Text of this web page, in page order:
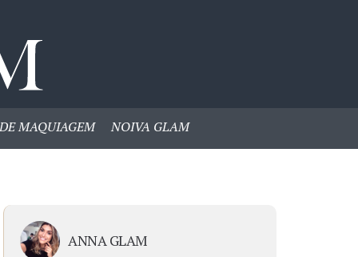
MAQUIAGEM NOIVA GLAM
ANNA GLAM